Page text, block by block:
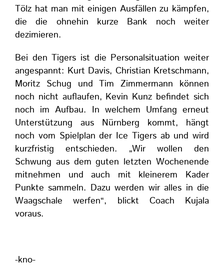
Tölz hat man mit einigen Ausfällen zu kämpfen,
die die ohnehin kurze Bank noch weiter
dezimieren.
Bei den Tigers ist die Personalsituation weiter
angespannt: Kurt Davis, Christian Kretschmann,
Moritz Schug und Tim Zimmermann können
noch nicht auflaufen, Kevin Kunz befindet sich
noch im Aufbau. In welchem Umfang erneut
Unterstützung aus Nürnberg kommt, hängt
noch vom Spielplan der Ice Tigers ab und wird
kurzfristig entschieden. „Wir wollen den
Schwung aus dem guten letzten Wochenende
mitnehmen und auch mit kleinerem Kader
Punkte sammeln. Dazu werden wir alles in die
Waagschale werfen“, blickt Coach Kujala
voraus.
-kno-